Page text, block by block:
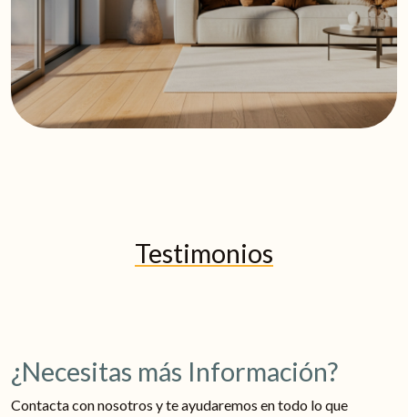
Testimonios
¿Necesitas más Información?
Contacta con nosotros y te ayudaremos en todo lo que